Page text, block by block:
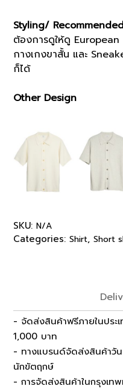
Styling/
ต้องการดูให้ดู
กางเกงขาสั้น และ
ก็ได้
Other Design
SKU: N/A
Categories: Shirt, Short
- จัดส่งสินค้าฟรีภายในประ
1,000 บาท
- ทางแบรนด์จัดส่งสินค้าวั
นักขัตฤกษ์
- การจัดส่งสินค้าในกรุงเท